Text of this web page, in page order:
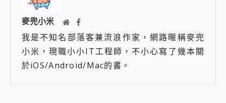
麥兜小米
我是不知名部落客兼流浪作家，網路暱稱麥兜
小米，現職小小IT工程師，不小心寫了幾本關
於iOS/Android/Mac的書。